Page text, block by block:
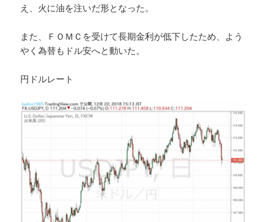
え、火に油を注いだ形となった。
また、ＦＯＭＣを受けて長期金利が低下したため、よう
やく為替もドル安へと動いた。
円ドルレート